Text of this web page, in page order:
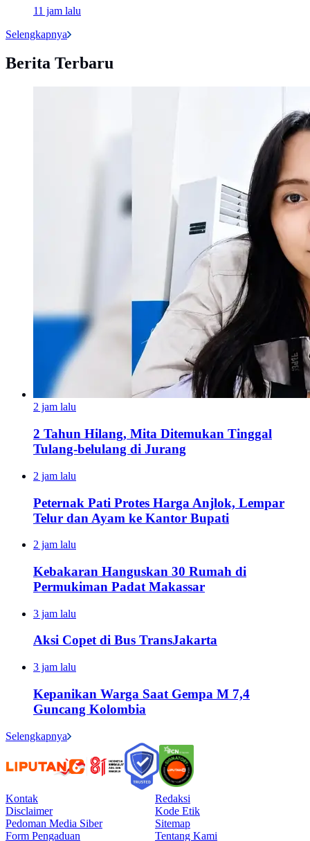
11 jam lalu
Selengkapnya
Berita Terbaru
2 jam lalu
2 Tahun Hilang, Mita Ditemukan Tinggal
Tulang-belulang di Jurang
2 jam lalu
Peternak Pati Protes Harga Anjlok, Lempar
Telur dan Ayam ke Kantor Bupati
2 jam lalu
Kebakaran Hanguskan 30 Rumah di
Permukiman Padat Makassar
3 jam lalu
Aksi Copet di Bus TransJakarta
3 jam lalu
Kepanikan Warga Saat Gempa M 7,4
Guncang Kolombia
Selengkapnya
Kontak
Redaksi
Disclaimer
Kode Etik
Pedoman Media Siber
Sitemap
Form Pengaduan
Tentang Kami